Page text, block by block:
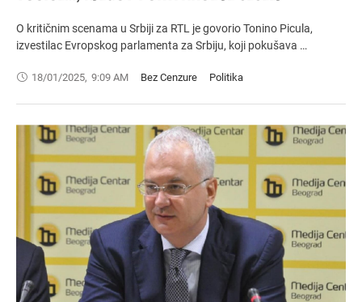
O kritičnim scenama u Srbiji za RTL je govorio Tonino Picula,
izvestilac Evropskog parlamenta za Srbiju, koji pokušava …
18/01/2025, 9:09 AM Bez Cenzure Politika